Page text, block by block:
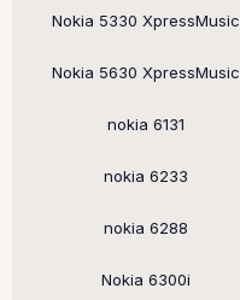
Nokia 5330 XpressMusic
Nokia 5630 XpressMusic
nokia 6131
nokia 6233
nokia 6288
Nokia 6300i